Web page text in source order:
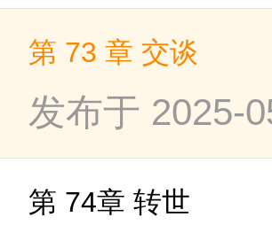
第 73 章 交谈
发布于 2025-
第 74章 转世